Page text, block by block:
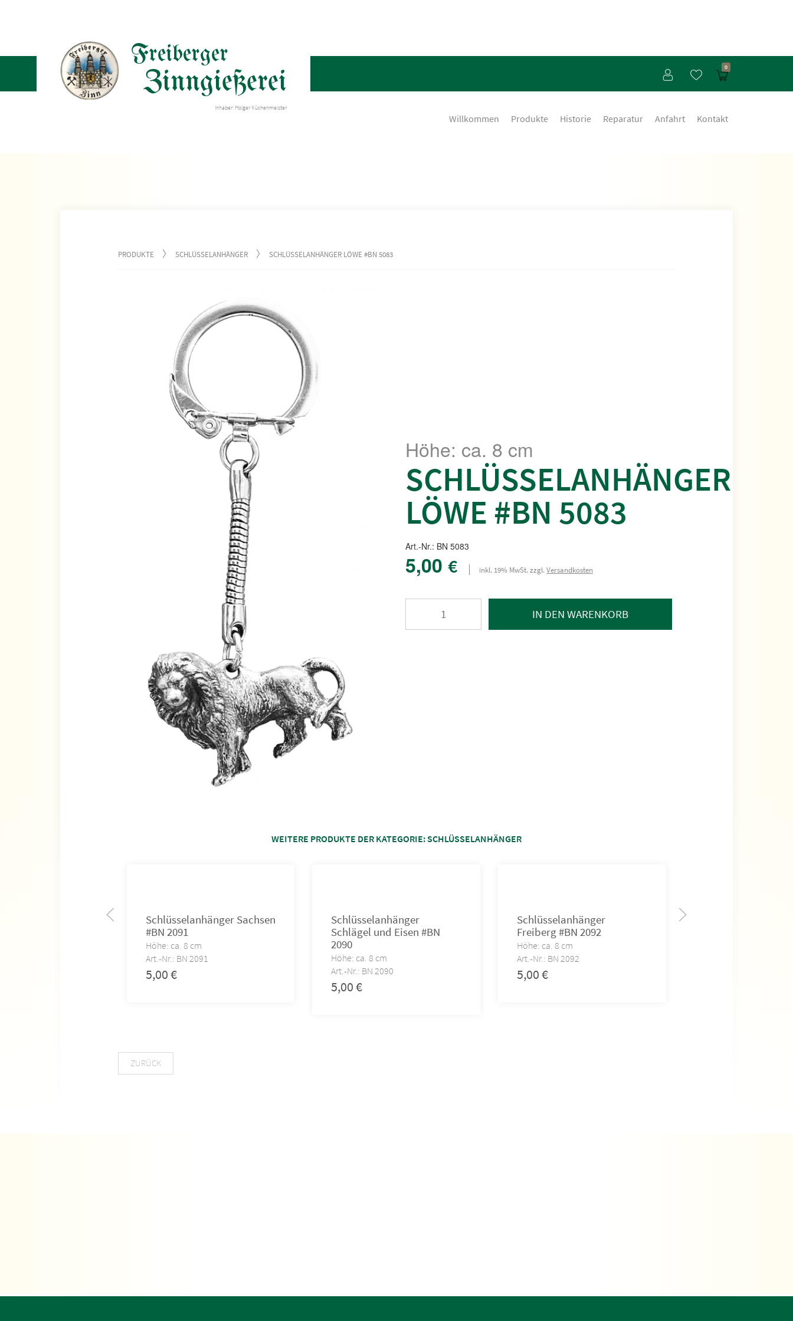
Freiberger
Zinngießerei
Inhaber: Holger Küchenmeister
0
Willkommen Produkte Historie Reparatur Anfahrt Kontakt
PRODUKTE SCHLÜSSELANHÄNGER SCHLÜSSELANHÄNGER LÖWE #BN 5083
Höhe: ca. 8 cm
SCHLÜSSELANHÄNGER
LÖWE #BN 5083
Art.-Nr.: BN 5083
5,00 € inkl. 19% MwSt. zzgl.Versandkosten
IN DEN WARENKORB
WEITERE PRODUKTE DER KATEGORIE:SCHLÜSSELANHÄNGER
Schlüsselanhänger Sachsen
#BN 2091
Höhe: ca. 8 cm
Art.-Nr.: BN 2091
5,00€
Schlüsselanhänger
Schlägel und Eisen #BN
2090
Höhe: ca. 8 cm
Art.-Nr.: BN 2090
5,00€
Schlüsselanhänger
Freiberg #BN 2092
Höhe: ca. 8 cm
Art.-Nr.: BN 2092
5,00€
ZURÜCK